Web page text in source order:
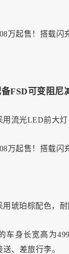
FSD可变阻尼
用流光LED前大
琥珀棕配色，
车身长宽高为
、差旅行李。